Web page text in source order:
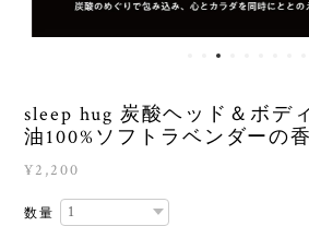
sleep hug 炭酸ヘッド＆ボ
油100%ソフトラベンダーの
¥2,200
数量